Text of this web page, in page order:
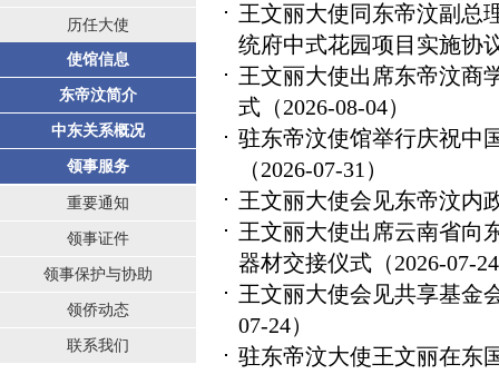
历任大使
使馆信息
东帝汶简介
中东关系概况
领事服务
重要通知
领事证件
领事保护与协助
领侨动态
联系我们
王文丽大使同东帝汶副总
统府中式花园项目实施协
王文丽大使出席东帝汶商
式 （2026-08-04）
驻东帝汶使馆举行庆祝中
（2026-07-31）
王文丽大使会见东帝汶内
王文丽大使出席云南省向
器材交接仪式 （2026-07-
王文丽大使会见共享基金
07-24）
驻东帝汶大使王文丽在东